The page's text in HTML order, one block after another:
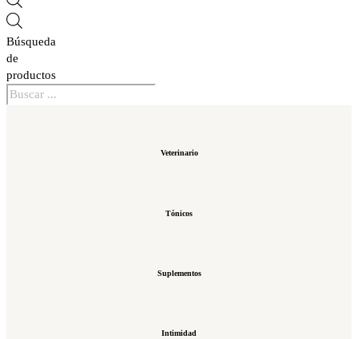
Búsqueda
de
productos
Veterinario
Tónicos
Suplementos
Intimidad